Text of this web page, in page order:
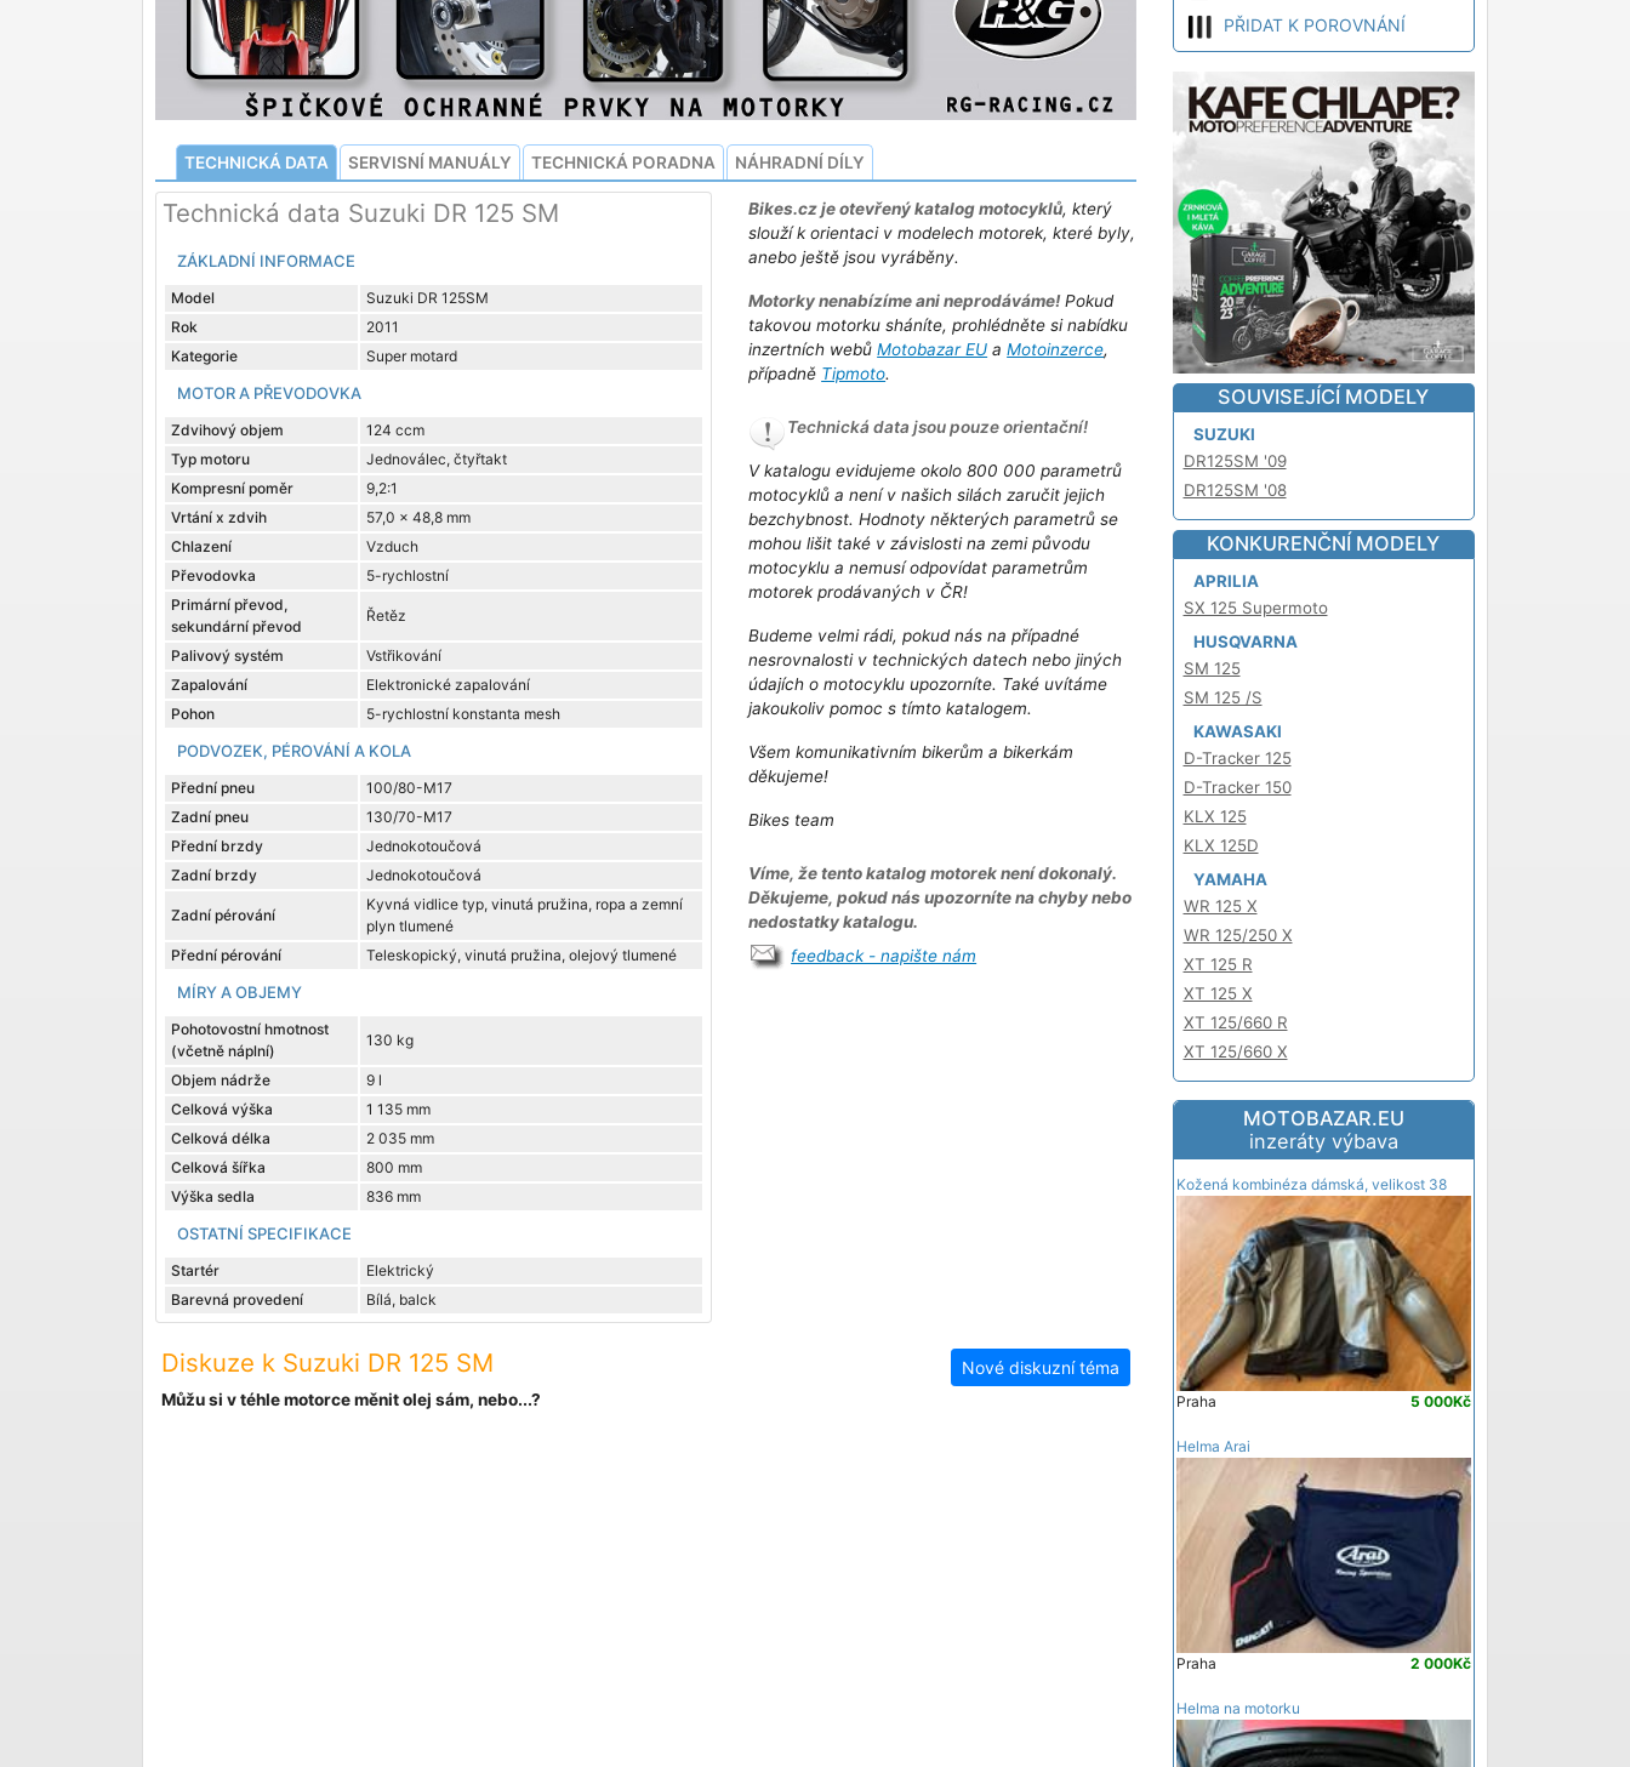
TECHNICKÁ DATA SERVISNÍ MANUÁLY TECHNICKÁ PORADNA NÁHRADNÍ DÍLY
Technická data Suzuki DR 125 SM
ZÁKLADNÍ INFORMACE
Model
Suzuki DR 125SM
Rok
2011
Kategorie
Super motard
MOTOR A PŘEVODOVKA
Zdvihový objem
124 ccm
Typ motoru
Jednoválec, čtyřtakt
Kompresní poměr
9,2:1
Vrtání x zdvih
57,0 x 48,8 mm
Chlazení
Vzduch
Převodovka
5-rychlostní
Primární převod,
sekundární převod
Řetěz
Palivový systém
Vstřikování
Zapalování
Elektronické zapalování
Pohon
5-rychlostní konstanta mesh
PODVOZEK, PÉROVÁNÍ A KOLA
Přední pneu
100/80-M17
Zadní pneu
130/70-M17
Přední brzdy
Jednokotoučová
Zadní brzdy
Jednokotoučová
Zadní pérování
Kyvná vidlice typ, vinutá pružina, ropa a zemní
plyn tlumené
Přední pérování
Teleskopický, vinutá pružina, olejový tlumené
MÍRY A OBJEMY
Pohotovostní hmotnost
(včetně náplní)
130 kg
Objem nádrže
9 l
Celková výška
1 135 mm
Celková délka
2 035 mm
Celková šířka
800 mm
Výška sedla
836 mm
OSTATNÍ SPECIFIKACE
Startér
Elektrický
Barevná provedení
Bílá, balck
Bikes.cz je otevřený katalog motocyklů, který
slouží k orientaci v modelech motorek, které byly,
anebo ještě jsou vyráběny.
Motorky nenabízíme ani neprodáváme!Pokud
takovou motorku sháníte, prohlédněte si nabídku
inzertních webůMotobazar EU aMotoinzerce,
případně Tipmoto.
Technická data jsou pouze orientační!
V katalogu evidujeme okolo 800 000 parametrů
motocyklů a není v našich silách zaručit jejich
bezchybnost. Hodnoty některých parametrů se
mohou lišit také v závislosti na zemi původu
motocyklu a nemusí odpovídat parametrům
motorek prodávaných v ČR!
Budeme velmi rádi, pokud nás na případné
nesrovnalosti v technických datech nebo jiných
údajích o motocyklu upozorníte. Také uvítáme
jakoukoliv pomoc s tímto katalogem.
Všem komunikativním bikerům a bikerkám
děkujeme!
Bikes team
Víme, že tento katalog motorek není dokonalý.
Děkujeme, pokud nás upozorníte na chyby nebo
nedostatky katalogu.
feedback - napište nám
Diskuze k Suzuki DR 125 SM Nové diskuzní téma
Můžu si v téhle motorce měnit olej sám, nebo...?
PŘIDAT K POROVNÁNÍ
SOUVISEJÍCÍ MODELY
SUZUKI
DR125SM '09
DR125SM '08
KONKURENČNÍ MODELY
APRILIA
SX 125 Supermoto
HUSQVARNA
SM 125
SM 125 /S
KAWASAKI
D-Tracker 125
D-Tracker 150
KLX 125
KLX 125D
YAMAHA
WR 125 X
WR 125/250 X
XT 125 R
XT 125 X
XT 125/660 R
XT 125/660 X
MOTOBAZAR.EU
inzeráty výbava
Kožená kombinéza dámská, velikost 38
5 000Kč
Praha
Helma Arai
2 000Kč
Praha
Helma na motorku